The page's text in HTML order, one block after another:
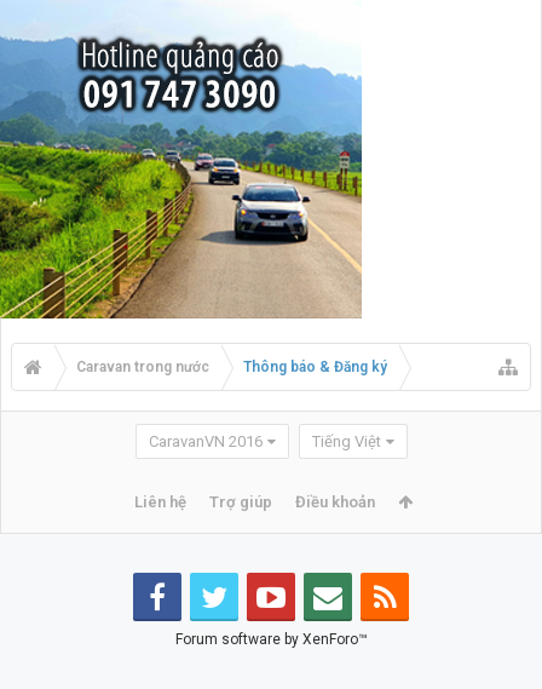
Caravan trong nước Thông báo & Đăng ký
CaravanVN 2016 Tiếng Việt
Liên hệ Trợ giúp Điều khoản
Forum software by XenForo™